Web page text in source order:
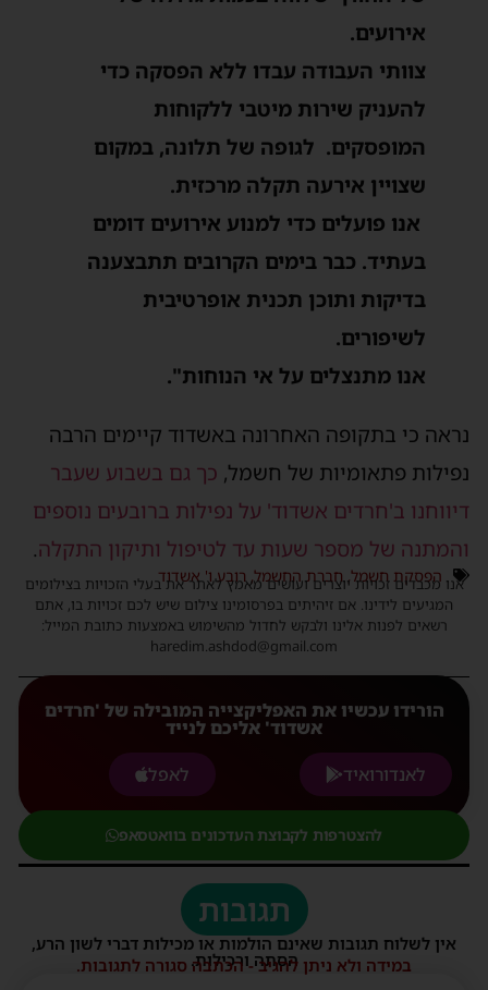
אירועים.
צוותי העבודה עבדו ללא הפסקה כדי
להעניק שירות מיטבי ללקוחות
המופסקים. לגופה של תלונה, במקום
שצויין אירעה תקלה מרכזית.
אנו פועלים כדי למנוע אירועים דומים
בעתיד. כבר בימים הקרובים תתבצענה
בדיקות ותוכן תכנית אופרטיבית
לשיפורים.
אנו מתנצלים על אי הנוחות".
נראה כי בתקופה האחרונה באשדוד קיימים הרבה
נפילות פתאומיות של חשמל, כך גם בשבוע שעבר
דיווחנו ב'חרדים אשדוד' על נפילות ברובעים נוספים
והמתנה של מספר שעות עד לטיפול ותיקון התקלה.
הפסקת חשמל,חברת החשמל, רובע ו' אשדוד
אנו מכבדים זכויות יוצרים ועושים מאמץ לאתר את בעלי הזכויות בצילומים
המגיעים לידינו. אם זיהיתים בפרסומינו צילום שיש לכם זכויות בו, אתם
רשאים לפנות אלינו ולבקש לחדול מהשימוש באמצעות כתובת המייל:
haredim.ashdod@gmail.com
הורידו עכשיו את האפליקצייה המובילה של 'חרדים
אשדוד' אליכם לנייד
לאנדורואיד
לאפל
להצטרפות לקבוצת העדכונים בוואטסאפ
תגובות
אין לשלוח תגובות שאינם הולמות או מכילות דברי לשון הרע,
הסתה ורכילות.
במידה ולא ניתן להגיב - הכתבה סגורה לתגובות.